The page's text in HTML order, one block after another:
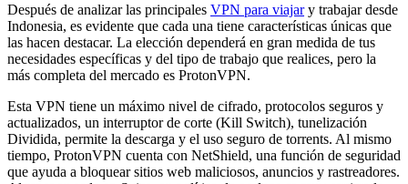
Después de analizar las principales VPN para viajary trabajar desde
Indonesia, es evidente que cada una tiene características únicas que
las hacen destacar. La elección dependerá en gran medida de tus
necesidades específicas y del tipo de trabajo que realices, pero la
más completa del mercado es ProtonVPN.
Esta VPN tiene un máximo nivel de cifrado, protocolos seguros y
actualizados, un interruptor de corte (Kill Switch), tunelización
Dividida, permite la descarga y el uso seguro de torrents. Al mismo
tiempo, ProtonVPN cuenta con NetShield, una función de seguridad
que ayuda a bloquear sitios web maliciosos, anuncios y rastreadores.